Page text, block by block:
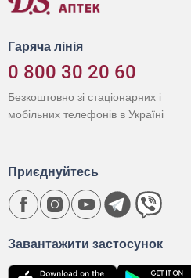
Гаряча лінія
0 800 30 20 60
Безкоштовно зі стаціонарних і
мобільних телефонів в Україні
Завантажити застосунок
Приєднуйтесь